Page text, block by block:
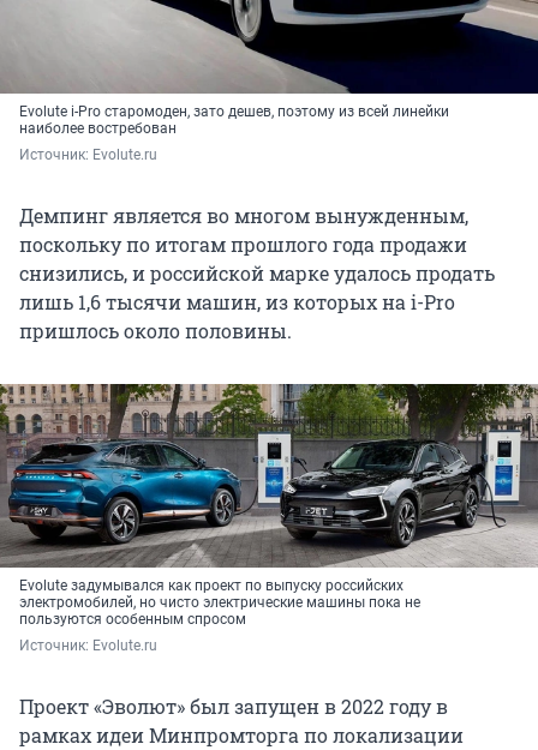
Evolute i-Pro старомоден, зато дешев, поэтому из всей линейки
наиболее востребован
Источник: Evolute.ru
Демпинг является во многом вынужденным,
поскольку по итогам прошлого года продажи
снизились, и российской марке удалось продать
лишь 1,6 тысячи машин, из которых на i-Pro
пришлось около половины.
Evolute задумывался как проект по выпуску российских
электромобилей, но чисто электрические машины пока не
пользуются особенным спросом
Источник: Evolute.ru
Проект «Эволют» был запущен в 2022 году в
рамках идеи Минпромторга по локализации